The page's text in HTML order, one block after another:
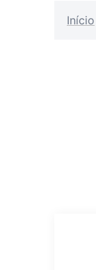
Início